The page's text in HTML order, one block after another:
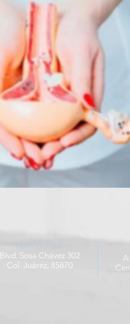
NAVOJOA
Blvd. Sosa Chávez 302
Col. Juárez, 85870